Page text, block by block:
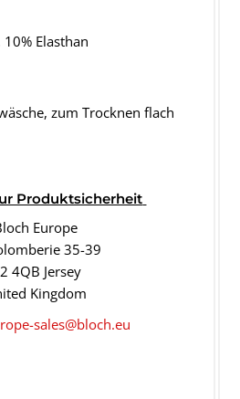
Elasthan
zum Trocknen flach
Produktsicherheit
Europe
35-39
4QB Jersey
Kingdom
sales@bloch.eu